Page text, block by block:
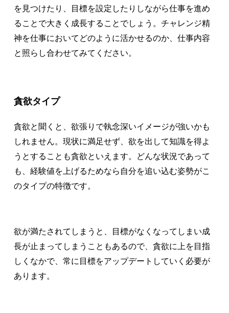
を見つけたり、目標を設定したりしながら仕事を進め
ることで大きく成長することでしょう。チャレンジ精
神を仕事においてどのように活かせるのか、仕事内容
と照らし合わせてみてください。
貪欲タイプ
貪欲と聞くと、欲張りで執念深いイメージが強いかも
しれません。現状に満足せず、欲を出して知識を得よ
うとすることも貪欲といえます。どんな状況であって
も、経験値を上げるためなら自分を追い込む姿勢がこ
のタイプの特徴です。
欲が満たされてしまうと、目標がなくなってしまい成
長が止まってしまうこともあるので、貪欲に上を目指
しくなかで、常に目標をアップデートしていく必要が
あります。